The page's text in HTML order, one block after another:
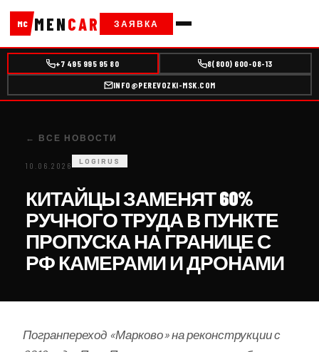
MC MENCAR ЗАЯВКА
+7 495 995 95 80 8(800) 600-08-13
INFO@PEREVOZKI-MSK.COM
← ВСЕ НОВОСТИ
10.06.2026 LOGIRUS
КИТАЙЦЫ ЗАМЕНЯТ 60%
РУЧНОГО ТРУДА В ПУНКТЕ
ПРОПУСКА НА ГРАНИЦЕ С
РФ КАМЕРАМИ И ДРОНАМИ
Погранпереход «Марково» на реконструкции с